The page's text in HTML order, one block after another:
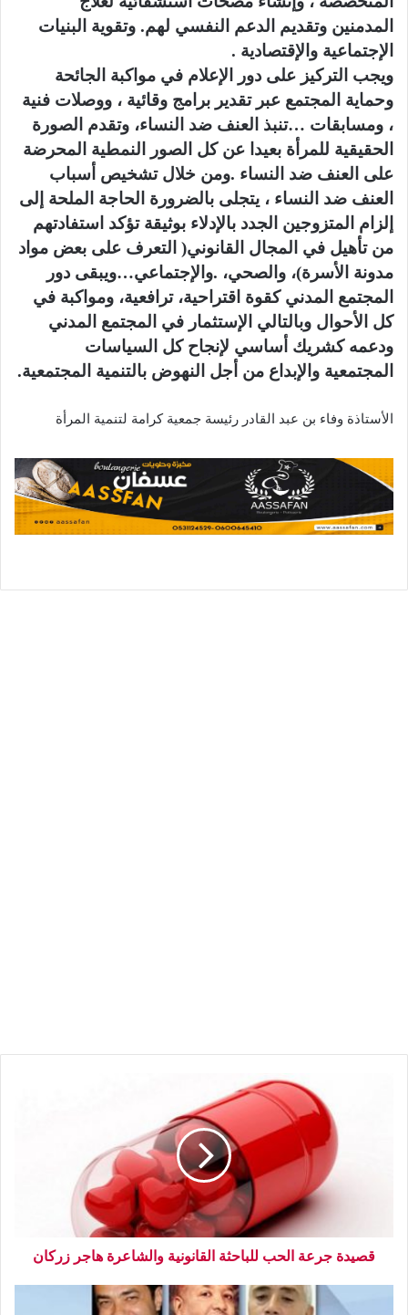
المدمنين وتقديم الدعم النفسي لهم. وتقوية البنيات
الإجتماعية والإقتصادية .
ويجب التركيز على دور الإعلام في مواكبة الجائحة
وحماية المجتمع عبر تقدير برامج وقائية ، ووصلات فنية
، ومسابقات …تنبذ العنف ضد النساء، وتقدم الصورة
الحقيقية للمرأة بعيدا عن كل الصور النمطية المحرضة
على العنف ضد النساء .ومن خلال تشخيص أسباب
العنف ضد النساء ، يتجلى بالضرورة الحاجة الملحة إلى
إلزام المتزوجين الجدد بالإدلاء بوثيقة تؤكد استفادتهم
من تأهيل في المجال القانوني( التعرف على بعض مواد
مدونة الأسرة)، والصحي، .والإجتماعي…ويبقى دور
المجتمع المدني كقوة اقتراحية، ترافعية، ومواكبة في
كل الأحوال وبالتالي الإستثمار في المجتمع المدني
ودعمه كشريك أساسي لإنجاح كل السياسات
المجتمعية والإبداع من أجل النهوض بالتنمية المجتمعية.
الأستاذة وفاء بن عبد القادر رئيسة جمعية كرامة لتنمية المرأة
قصيدة جرعة الحب للباحثة القانونية والشاعرة هاجر زركان